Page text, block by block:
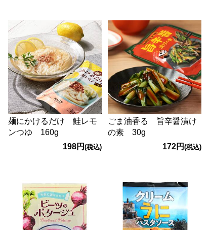
麺にかけるだけ 鮭レモ
ンつゆ 160g
198円(税込)
ごま油香る 旨辛醤漬け
の素 30g
172円 (税込)